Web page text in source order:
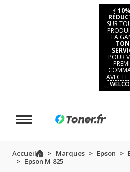
⚡
SUR
LA
POUR
AVEC
Accueil Marques Epson
Epson M 825